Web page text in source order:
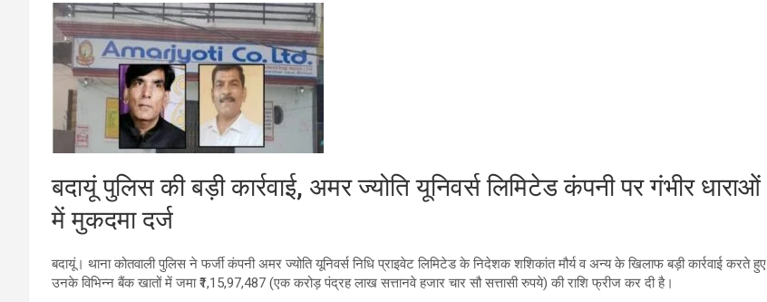
बदायूं पुलिस की बड़ी कार्रवाई, अमर ज्योति यूनिवर्स लिमिटेड कंपनी पर गंभीर धाराओं
में मुकदमा दर्ज
बदायूं। थाना कोतवाली पुलिस ने फर्जी कंपनी अमर ज्योति यूनिवर्स निधि प्राइवेट लिमिटेड के निदेशक शशिकांत मौर्य व अन्य के खिलाफ बड़ी कार्रवाई करते हुए
उनके विभिन्न बैंक खातों में जमा ₹1,15,97,487 (एक करोड़ पंद्रह लाख सत्तानवे हजार चार सौ सत्तासी रुपये) की राशि फ्रीज कर दी है।